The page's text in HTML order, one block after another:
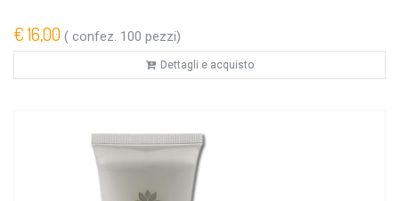
€ 16,00 ( confez. 100 pezzi)
Dettagli e acquisto